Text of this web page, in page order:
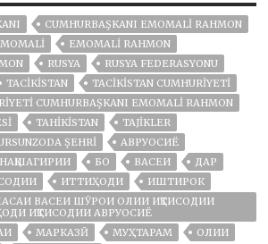
CUMHURBAŞKANI EMOMALI RAHMON
EMOMALI RAHMON
RUSYA
RUSYA FEDERASYONU
TACİKİSTAN
TACIKISTAN CUMHURIYETI
CUMHURBAŞKANI EMOMALI RAHMON
TAHIKISTAN
TAJIKLER
ŞEHRI
АВРУОСИЁ
БО ВАСЕИ
ДАР
ИТТИҲОДИ
ИШТИРОК
ВАСЕИ ШӮРОИ ОЛИИ ИҚТИСОДИИ
ИҚТИСОДИИ АВРУОСИЁ
МАРКАЗӢ МУҲТАРАМ
ОЛИИ